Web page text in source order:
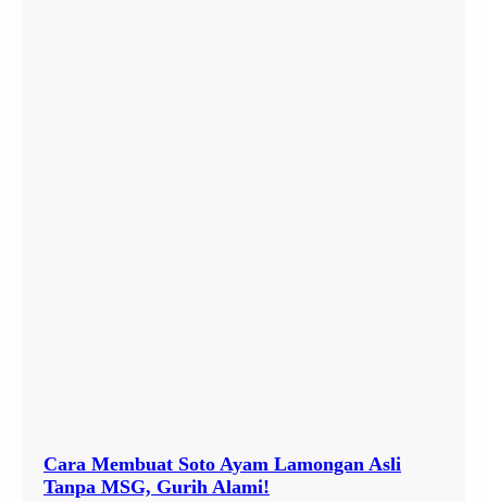
Cara Membuat Soto Ayam Lamongan Asli
Tanpa MSG, Gurih Alami!